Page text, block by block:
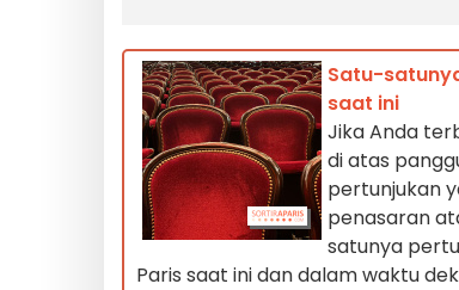
Satu-
saat ini
Jika Anda
di atas
pertunjukan
penasaran
satunya
Paris saat ini dan dalam waktu